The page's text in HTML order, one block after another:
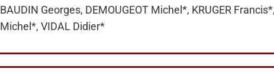
BAUDIN Georges, DEMOUGEOT Michel*, KRUGER
Michel*, VIDAL Didier*